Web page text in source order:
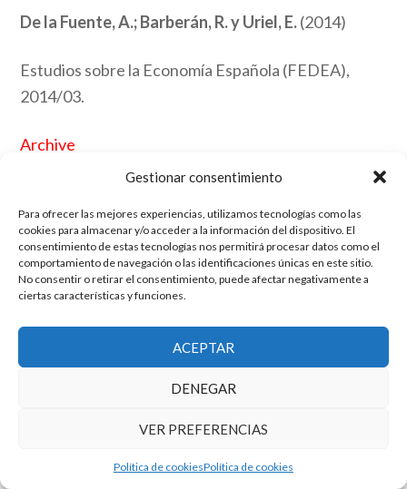
Gestionar consentimiento
Para ofrecer las mejores experiencias, utilizamos tecnologías como las
cookies para almacenar y/o acceder a la información del dispositivo. El
consentimiento de estas tecnologías nos permitirá procesar datos como el
comportamiento de navegación o las identificaciones únicas en este sitio.
No consentir o retirar el consentimiento, puede afectar negativamente a
ciertas características y funciones.
ACEPTAR
DENEGAR
VER PREFERENCIAS
Política de cookiesPolítica de cookies
De la Fuente, A.; Barberán, R. y Uriel, E.(2014)
Estudios sobre la Economía Española (FEDEA),
2014/03.
Archive
El grupo de investigación en Economía Pública cuenta con financiación
del Gobierno de Aragón
Copyright © 2025 ·Monta tu Blog· construido con el framework
Genesis|Login
Cookies|Política de privacidad de datos
·WordPress·Acceder